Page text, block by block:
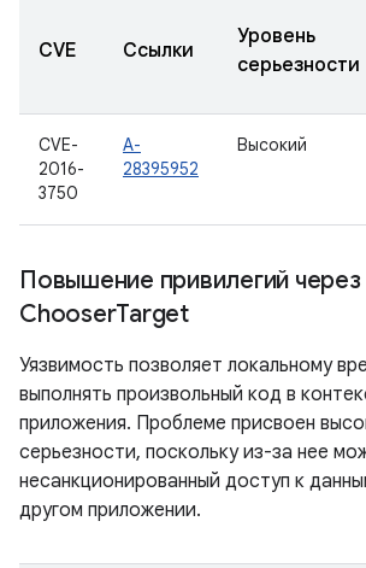
CVE Ссылки
Уровень
серьезности
CVE-
2016-
3750
A-
28395952
Высокий
Повышение привилегий через
ChooserTarget
Уязвимость позволяет локальному
выполнять произвольный код в
приложения. Проблеме присвоен
серьезности, поскольку из-за нее
несанкционированный доступ к
другом приложении.